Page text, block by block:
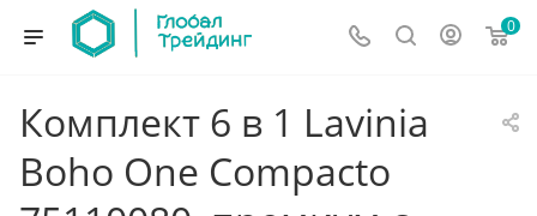
0
Комплект 6 в 1 Lavinia
Boho One Compacto